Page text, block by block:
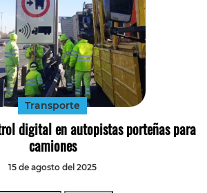
Transporte
digital en autopistas porteñas para
camiones
15 de agosto del 2025